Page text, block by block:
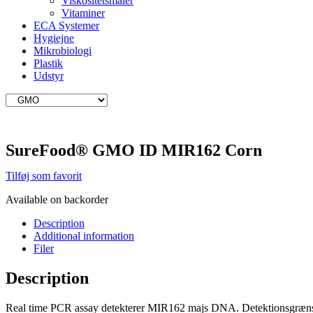
Vitaminer
ECA Systemer
Hygiejne
Mikrobiologi
Plastik
Udstyr
SureFood® GMO ID MIR162 Corn
Tilføj som favorit
Available on backorder
Description
Additional information
Filer
Description
Real time PCR assay detekterer MIR162 majs DNA.